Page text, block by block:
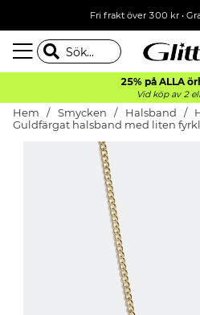
Fri frakt över 300 kr•
25% på ALLA
Vid köp av 2
Hem Smycken Halsband
Guldfärgat halsband med liten